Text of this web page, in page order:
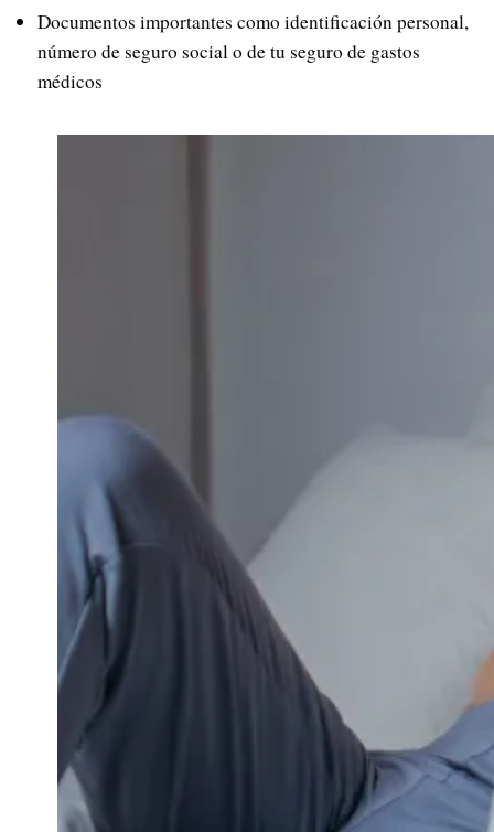
Documentos importantes como identificación personal,
número de seguro social o de tu seguro de gastos
médicos